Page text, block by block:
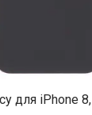
для iPhone 8,